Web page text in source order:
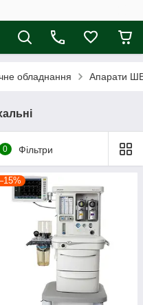
обладнання Апарати
0 Фільтри